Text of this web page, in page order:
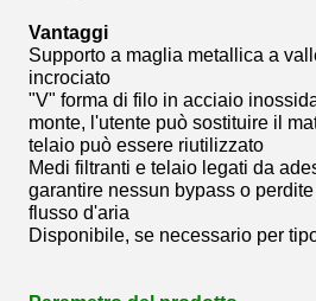
Vantaggi
Supporto a maglia metallica a
incrociato
"V" forma di filo in acciaio
monte, l'utente può sostituire il
telaio può essere riutilizzato
Medi filtranti e telaio legati da
garantire nessun bypass o
flusso d'aria
Disponibile, se necessario per